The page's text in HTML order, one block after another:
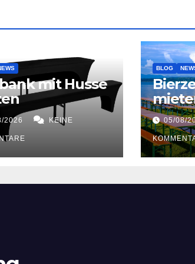
mit Husse
2026 KEINE
BLOG
05/08/